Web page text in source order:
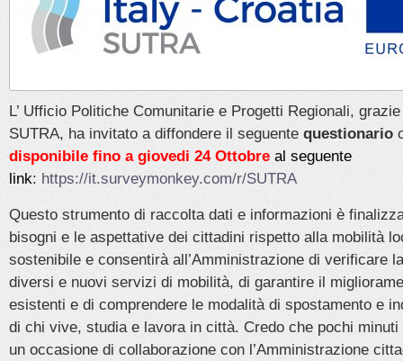
L’ Ufficio Politiche Comunitarie e Progetti Regionali,
SUTRA, ha invitato a diffondere il seguente questionario
disponibile fino a giovedi 24 Ottobre al seguente
link: https://it.surveymonkey.com/r/SUTRA
Questo strumento di raccolta dati e informazioni è
bisogni e le aspettative dei cittadini rispetto alla mobilità
sostenibile e consentirà all’Amministrazione di verificare
diversi e nuovi servizi di mobilità, di garantire il
esistenti e di comprendere le modalità di spostamento e
di chi vive, studia e lavora in città. Credo che pochi
un occasione di collaborazione con l’Amministrazione